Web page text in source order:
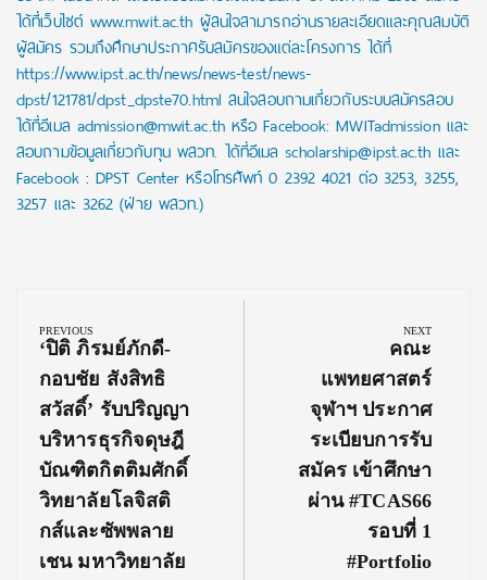
ได้ที่เว็บไซต์ www.mwit.ac.th ผู้สนใจสามารถอ่านรายละเอียดและคุณสมบัติ
ผู้สมัคร รวมถึงศึกษาประกาศรับสมัครของแต่ละโครงการ ได้ที่
https://www.ipst.ac.th/news/news-test/news-
dpst/121781/dpst_dpste70.html สนใจสอบถามเกี่ยวกับระบบสมัครสอบ
ได้ที่อีเมล admission@mwit.ac.th หรือ Facebook: MWITadmission และ
สอบถามข้อมูลเกี่ยวกับทุน พสวท. ได้ที่อีเมล scholarship@ipst.ac.th และ
Facebook : DPST Center หรือโทรศัพท์ 0 2392 4021 ต่อ 3253, 3255,
3257 และ 3262 (ฝ่าย พสวท.)
navigation
PREVIOUS
Previous
Post:
‘ปิติ ภิรมย์ภักดี-
กอบชัย สังสิทธิ
สวัสดิ์’ รับปริญญา
บริหารธุรกิจดุษฎี
บัณฑิตกิตติมศักดิ์
วิทยาลัยโลจิสติ
กส์และซัพพลาย
เชน มหาวิทยาลัย
NEXT
Next
Post:
คณะ
แพทยศาสตร์
จุฬาฯ ประกาศ
ระเบียบการรับ
สมัคร เข้าศึกษา
ผ่าน #TCAS66
รอบที่ 1
#Portfolio